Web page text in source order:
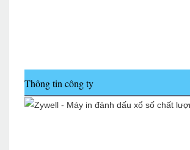
Thông tin công ty